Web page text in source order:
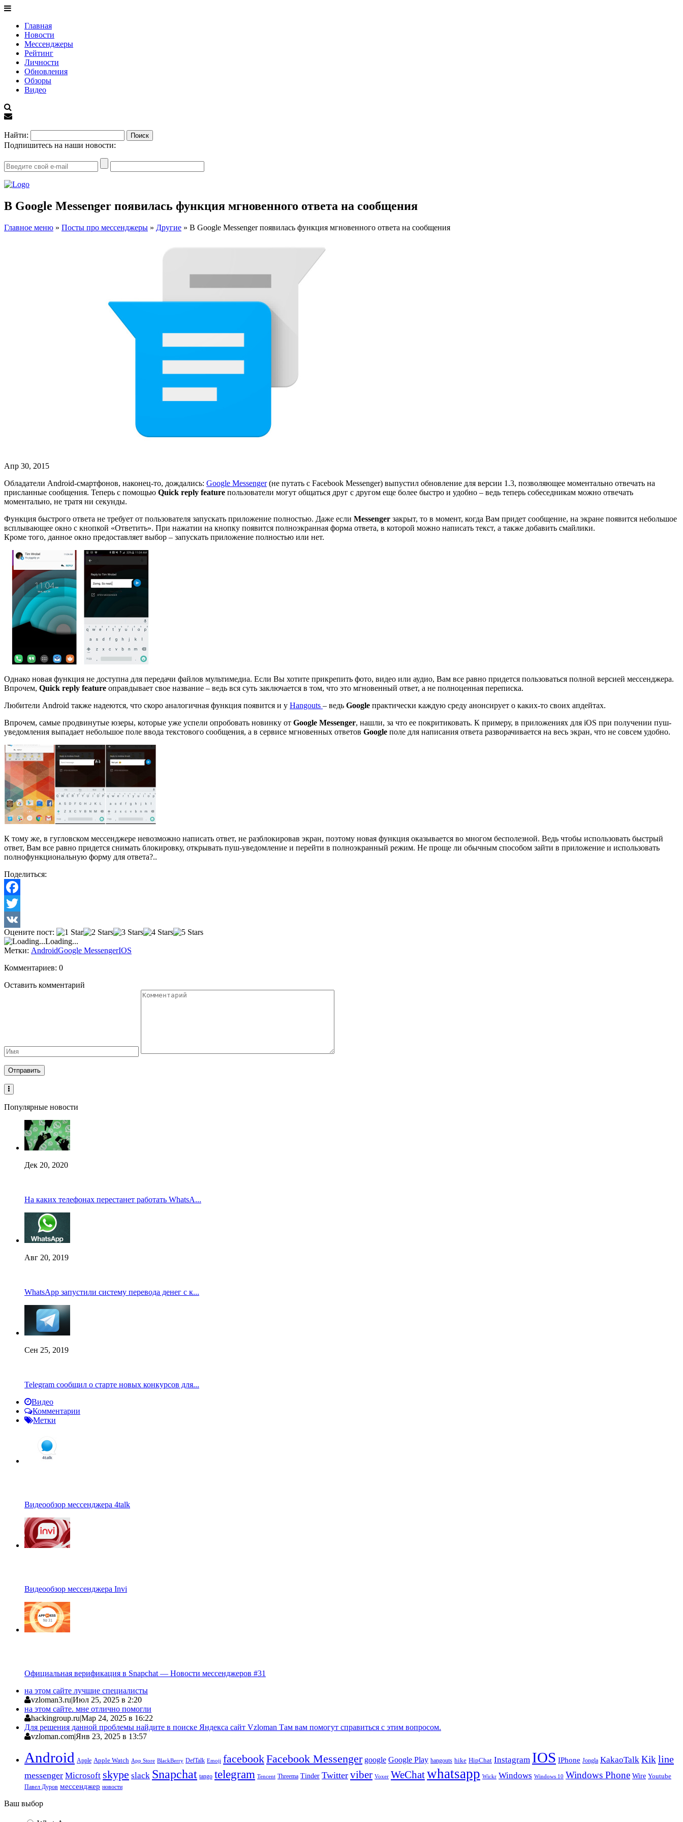
Главная
Новости
Мессенджеры
Рейтинг
Личности
Обновления
Обзоры
Видео
Найти:
Подпишитесь на наши новости:
В Google Messenger появилась функция мгновенного ответа на сообщения
Главное меню » Посты про мессенджеры » Другие » В Google Messenger появилась функция мгновенного ответа на сообщения
Апр 30, 2015
Обладатели Android-смартфонов, наконец-то, дождались: Google Messenger(не путать с Facebook Messenger) выпустил обновление для версии 1.3, позволяющее моментально отвечать на
присланные сообщения. Теперь с помощью Quick reply feature пользователи могут общаться друг с другом еще более быстро и удобно – ведь теперь собеседникам можно отвечать
моментально, не тратя ни секунды.
Функция быстрого ответа не требует от пользователя запускать приложение полностью. Даже если Messenger закрыт, то в момент, когда Вам придет сообщение, на экране появится небольшое
всплывающее окно с кнопкой «Ответить». При нажатии на кнопку появится полноэкранная форма ответа, в которой можно написать текст, а также добавить смайлики.
Кроме того, данное окно предоставляет выбор – запускать приложение полностью или нет.
Однако новая функция не доступна для передачи файлов мультимедиа. Если Вы хотите прикрепить фото, видео или аудио, Вам все равно придется пользоваться полной версией мессенджера.
Впрочем, Quick reply feature оправдывает свое название – ведь вся суть заключается в том, что это мгновенный ответ, а не полноценная переписка.
Любители Android также надеются, что скоро аналогичная функция появится и у Hangouts – ведь Google практически каждую среду анонсирует о каких-то своих апдейтах.
Впрочем, самые продвинутые юзеры, которые уже успели опробовать новинку от Google Messenger, нашли, за что ее покритиковать. К примеру, в приложениях для iOS при получении пуш-
уведомления выпадает небольшое поле ввода текстового сообщения, а в сервисе мгновенных ответов Google поле для написания ответа разворачивается на весь экран, что не совсем удобно.
К тому же, в гугловском мессенджере невозможно написать ответ, не разблокировав экран, поэтому новая функция оказывается во многом бесполезной. Ведь чтобы использовать быстрый
ответ, Вам все равно придется снимать блокировку, открывать пуш-уведомление и перейти в полноэкранный режим. Не проще ли обычным способом зайти в приложение и использовать
полнофункциональную форму для ответа?..
Поделиться:
Facebook
Twitter
VK
Оцените пост:
Loading...
Метки: AndroidGoogle MessengerIOS
Комментариев: 0
Оставить комментарий
Популярные новости
Дек 20, 2020
На каких телефонах перестанет работать WhatsA...
Авг 20, 2019
WhatsApp запустили систему перевода денег с к...
Сен 25, 2019
Telegram сообщил о старте новых конкурсов для...
Видео
Комментарии
Метки
Видеообзор мессенджера 4talk
Видеообзор мессенджера Invi
Официальная верификация в Snapchat — Новости мессенджеров #31
на этом сайте лучшие специалисты
vzloman3.ru|Июл 25, 2025 в 2:20
на этом сайте. мне отлично помогли
hackingroup.ru|Мар 24, 2025 в 16:22
Для решения данной проблемы найдите в поиске Яндекса сайт Vzloman Там вам помогут справиться с этим вопросом.
vzloman.com|Янв 23, 2025 в 13:57
Android Apple Apple Watch App Store BlackBerry DefTalk Emoji facebookFacebook Messenger google Google Play hangouts hike HipChat Instagram IOS IPhone Jongla KakaoTalk Kik line
messenger Microsoft skype slack Snapchat tango telegram Tencent Threema Tinder Twitter viber Voxer WeChatwhatsapp Wickr Windows Windows 10 Windows Phone Wire Youtube
Павел Дуров мессенджер новости
Ваш выбор